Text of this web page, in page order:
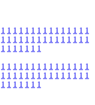
1 1 1 1 1 1 1 1 1 1 1 1 1 1 1
1 1 1 1 1 1 1 1 1 1 1 1 1 1 1
1 1 1 1 1 1 1
1 1 1 1 1 1 1 1 1 1 1 1 1 1 1
1 1 1 1 1 1 1 1 1 1 1 1 1 1 1
1 1 1 1 1 1 1